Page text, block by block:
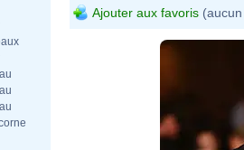
Ajouter aux favoris